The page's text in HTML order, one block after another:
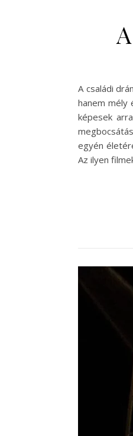
A családi
hanem mély
képesek
egyén
Az ilyen